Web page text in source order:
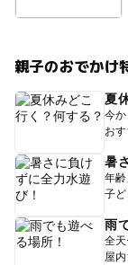
親子のおでかけ
夏
今
お
暑
年
子
雨
全
屋